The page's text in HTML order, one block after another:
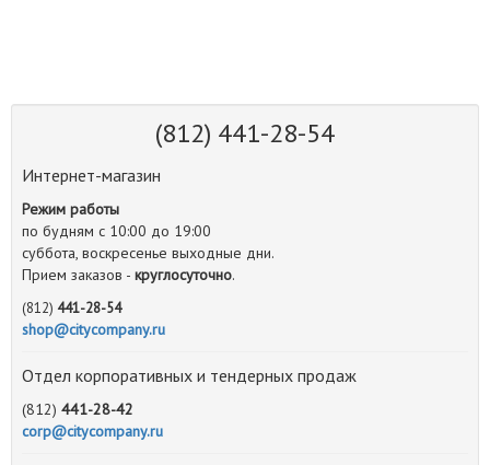
(812) 441-28-54
Интернет-магазин
Режим работы
по будням с 10:00 до 19:00
суббота, воскресенье выходные дни.
Прием заказов - круглосуточно.
(812) 441-28-54
shop@citycompany.ru
Отдел корпоративных и тендерных продаж
(812) 441-28-42
corp@citycompany.ru